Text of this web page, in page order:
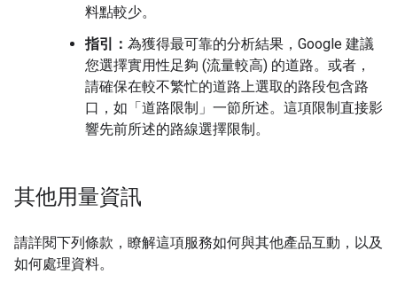
料點較少。
指引： 為獲得最可靠的分析結果，Google 建議
您選擇實用性足夠 (流量較高) 的道路。或者，
請確保在較不繁忙的道路上選取的路段包含路
口，如「道路限制」一節所述。這項限制直接影
響先前所述的路線選擇限制。
其他用量資訊
請詳閱下列條款，瞭解這項服務如何與其他產品互動，以及
如何處理資料。